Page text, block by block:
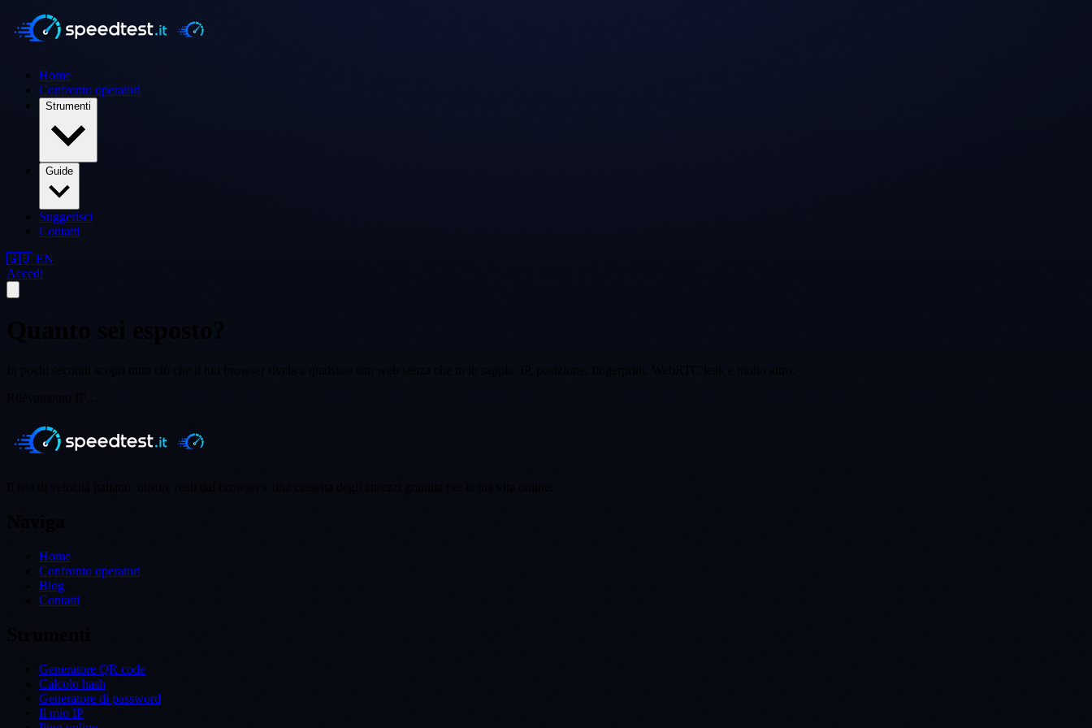
Home
Confronto operatori
Strumenti
Guide
Suggerisci
Contatti
🇬🇧 EN
Accedi
Quanto sei esposto?
Home
Confronto operatori
Blog
Contatti
Generatore QR code
Calcolo hash
Generatore di password
Il mio IP